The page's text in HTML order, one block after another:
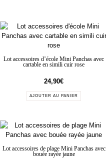
Lot accessoires d’école Mini Panchas avec
cartable en simili cuir rose
24,90€
AJOUTER AU PANIER
Lot accessoires de plage Mini Panchas avec
bouée rayée jaune